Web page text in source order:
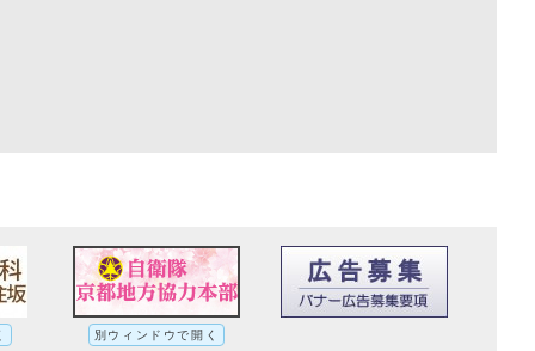
別ウィンドウで開く